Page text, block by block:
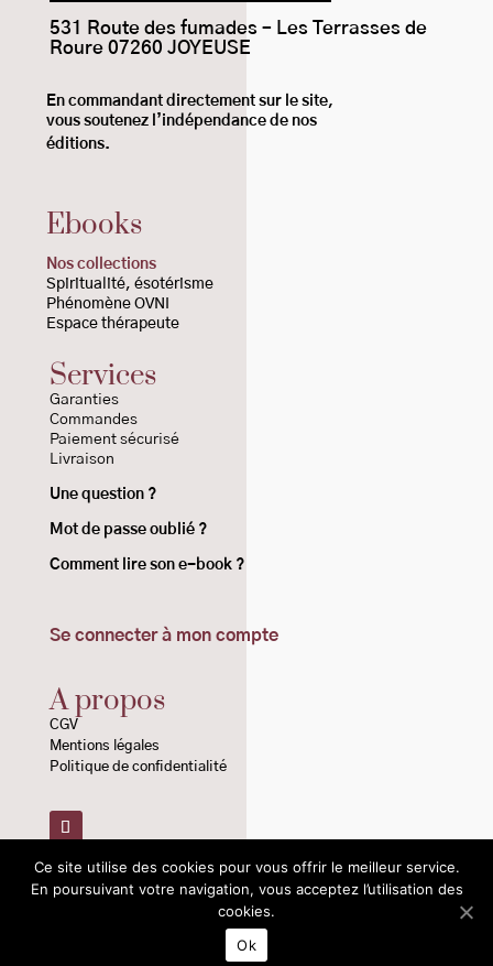
531 Route des fumades – Les Terrasses de
Roure 07260 JOYEUSE
En commandant directement sur le site,
vous soutenez l’indépendance de nos
éditions.
Ebooks
Nos collections
Spiritualité, ésotérisme
Phénomène OVNI
Espace thérapeute
Services
Garanties
Commandes
Paiement sécurisé
Livraison
Une question ?
Mot de passe oublié ?
Comment lire son e-book ?
Se connecter à mon compte
A propos
CGV
Mentions légales
Politique de confidentialité
© 2020-2026 –Les Éditions Atlantes
Ce site utilise des cookies pour vous offrir le meilleur service.
En poursuivant votre navigation, vous acceptez l’utilisation des
cookies.
Ok